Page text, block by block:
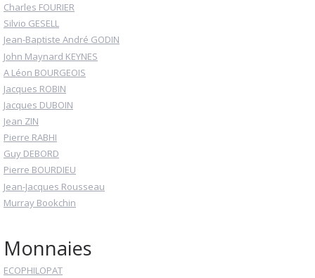
Charles FOURIER
Silvio GESELL
Jean-Baptiste André GODIN
John Maynard KEYNES
A Léon BOURGEOIS
Jacques ROBIN
Jacques DUBOIN
Jean ZIN
Pierre RABHI
Guy DEBORD
Pierre BOURDIEU
Jean-Jacques Rousseau
Murray Bookchin
Monnaies
ECOPHILOPAT